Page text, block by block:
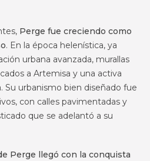
Perge fue creciendo como
. En la época helenística, ya
urbana avanzada, murallas
a Artemisa y una activa
Su urbanismo bien diseñado fue
con calles pavimentadas y
que se adelantó a su
Perge llegó con la conquista